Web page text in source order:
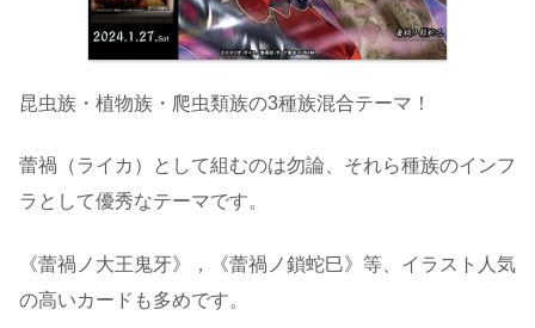
昆虫族・植物族・爬虫類族の3種族混合テーマ！
蕾禍（ライカ）として組むのは勿論、それら種族のインフ
ラとして優秀なテーマです。
《蕾禍ノ大王鬼牙》，《蕾禍ノ鎖蛇巳》等、イラスト人気
の高いカードも多めです。